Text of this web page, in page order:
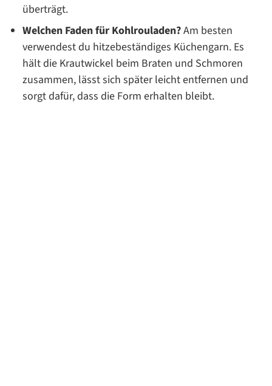
überträgt.
Welchen Faden für Kohlrouladen?Am besten
verwendest du hitzebeständiges Küchengarn. Es
hält die Krautwickel beim Braten und Schmoren
zusammen, lässt sich später leicht entfernen und
sorgt dafür, dass die Form erhalten bleibt.